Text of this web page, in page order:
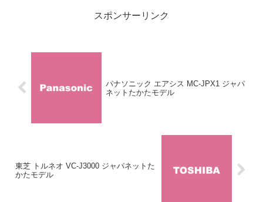
スポンサーリンク
パナソニック エアシス MC-JPX1 ジャパ
ネットたかたモデル
東芝 トルネオ VC-J3000 ジャパネットた
かたモデル